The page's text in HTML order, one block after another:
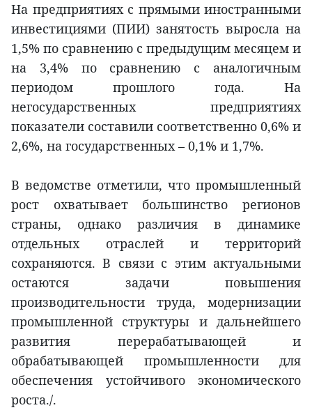
На предприятиях с прямыми иностранными
инвестициями (ПИИ) занятость выросла на
1,5% по сравнению с предыдущим месяцем и
на 3,4% по сравнению с аналогичным
периодом прошлого года. На
негосударственных предприятиях
показатели составили соответственно 0,6% и
2,6%, на государственных – 0,1% и 1,7%.
В ведомстве отметили, что промышленный
рост охватывает большинство регионов
страны, однако различия в динамике
отдельных отраслей и территорий
сохраняются. В связи с этим актуальными
остаются задачи повышения
производительности труда, модернизации
промышленной структуры и дальнейшего
развития перерабатывающей и
обрабатывающей промышленности для
обеспечения устойчивого экономического
роста./.